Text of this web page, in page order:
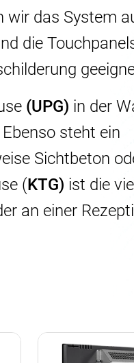
wir das System
die
(UPG) in der
Ebenso steht ein
Sichtbeton
(KTG) ist die
an einer